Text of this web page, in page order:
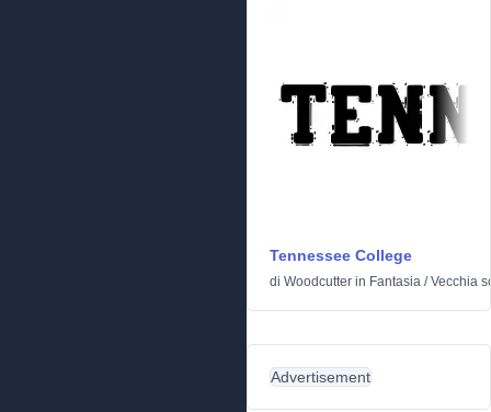
Tennessee College
di Woodcutter in Fantasia /Vecchia
Advertisement